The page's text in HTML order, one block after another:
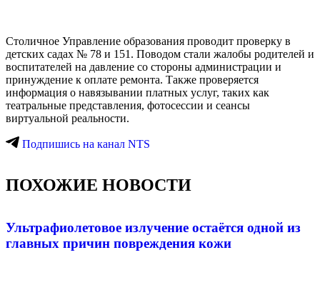
Столичное Управление образования проводит проверку в
детских садах № 78 и 151. Поводом стали жалобы родителей и
воспитателей на давление со стороны администрации и
принуждение к оплате ремонта. Также проверяется
информация о навязывании платных услуг, таких как
театральные представления, фотосессии и сеансы
виртуальной реальности.
Подпишись на канал NTS
ПОХОЖИЕ НОВОСТИ
Ультрафиолетовое излучение остаётся одной из
главных причин повреждения кожи